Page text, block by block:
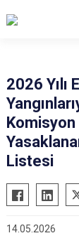
2026 Yılı
Komisyon
Listesi
14.05.2026